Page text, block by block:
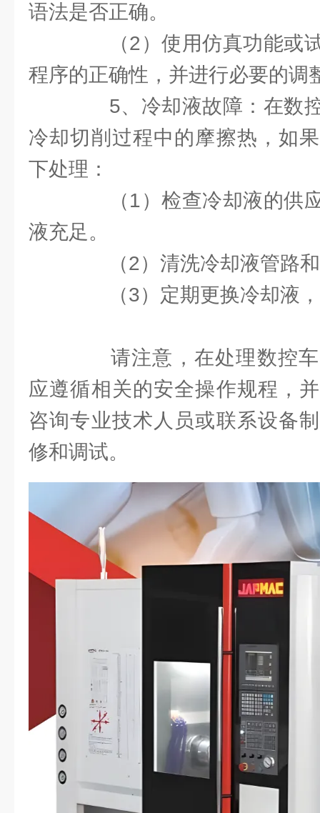
语法是否正确。
（2）使用仿真功能或试
程序的正确性，并进行必要的调
5、冷却液故障：在数控
冷却切削过程中的摩擦热，如
下处理：
（1）检查冷却液的供应
液充足。
（2）清洗冷却液管路和
（3）定期更换冷却液，
请注意，在处理数控车
应遵循相关的安全操作规程，
咨询专业技术人员或联系设备
修和调试。